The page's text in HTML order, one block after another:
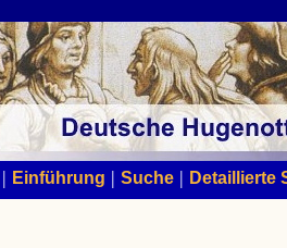
Einführung | Suche| Detaillierte